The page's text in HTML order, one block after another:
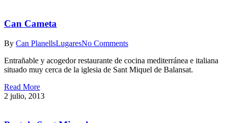
Can Cameta
By Can PlanellsLugaresNo Comments
Entrañable y acogedor restaurante de cocina mediterránea e italiana
situado muy cerca de la iglesia de Sant Miquel de Balansat.
Read More
2 julio, 2013